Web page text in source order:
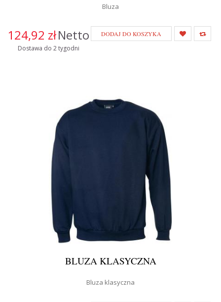
Bluza
124,92 złNetto
Dostawa do 2 tygodni
DODAJ DO KOSZYKA
BLUZA KLASYCZNA
Bluza klasyczna